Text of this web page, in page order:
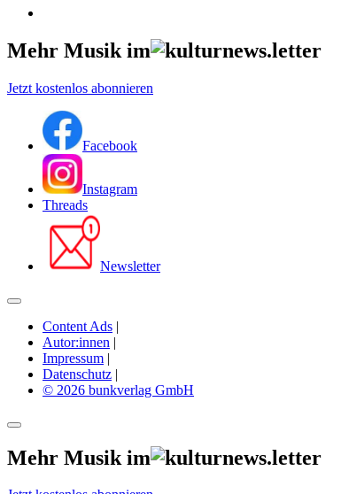
Mehr Musik im
Jetzt kostenlos abonnieren
Facebook
Instagram
Threads
Newsletter
Content Ads |
Autor:innen |
Impressum |
Datenschutz |
© 2026 bunkverlag GmbH
Mehr Musik im